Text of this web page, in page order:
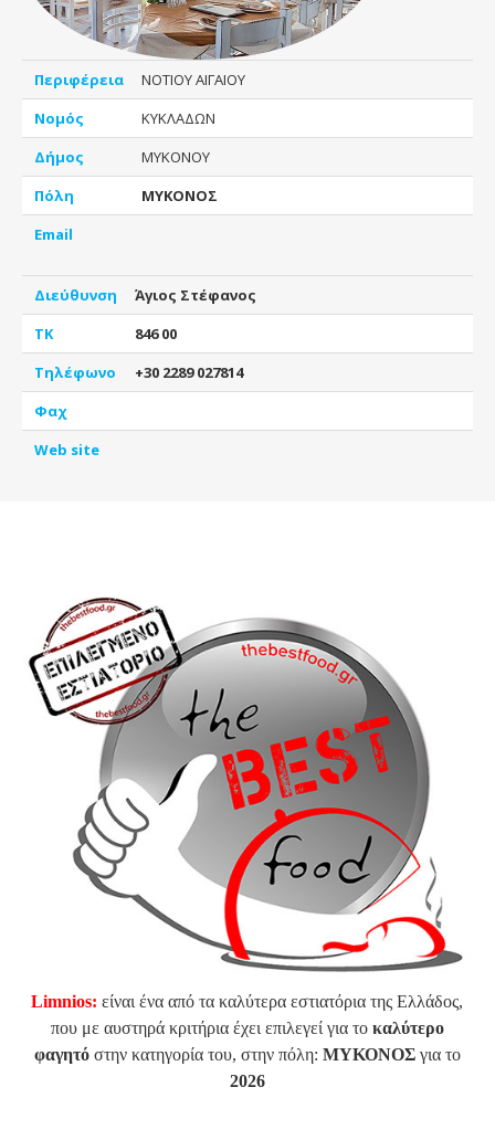
Περιφέρεια
ΝΟΤΙΟΥ ΑΙΓΑΙΟΥ
Νομός
ΚΥΚΛΑΔΩΝ
Δήμος
ΜΥΚΟΝΟΥ
Πόλη
ΜΥΚΟΝΟΣ
Email
Διεύθυνση
Άγιος Στέφανος
ΤΚ
846 00
Τηλέφωνο
+30 2289 027814
Φαχ
Web site
Limnios: είναι ένα από τα καλύτερα εστιατόρια της Ελλάδος,
που με αυστηρά κριτήρια έχει επιλεγεί για το καλύτερο
φαγητόστην κατηγορία του, στην πόλη: ΜΥΚΟΝΟΣγια το
2026